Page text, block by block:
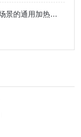
台式管式炉——小巧高效，适配多场景的通用加热装备